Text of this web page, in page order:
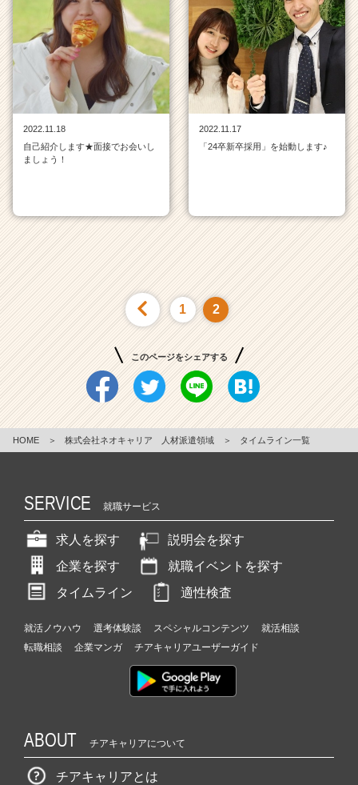
か
ら
ス
ウ
ト
く
イ
キ
ャ
リ
（C
h
e
C
e
r）
2022.11.18
自己紹介します★面接でお会いし
ましょう！
2022.11.17
「24卒新卒採用」を始動します♪
1 2
このページをシェアする
HOME ＞ 株式会社ネオキャリア 人材派遣領域 ＞ タイムライン一覧
SERVICE 就職サービス
求人を探す
説明会を探す
企業を探す
就職イベントを探す
タイムライン
適性検査
就活ノウハウ 選考体験談 スペシャルコンテンツ
就活相談
転職相談
企業マンガ チアキャリアユーザーガイド
ABOUT チアキャリアについて
チアキャリアとは